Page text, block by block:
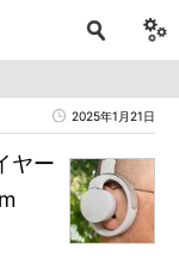
2025年1月21日
ヤー